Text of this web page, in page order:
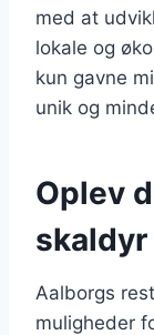
med at
lokale og
kun gavne
unik og
Oplev
skaldyr
Aalborgs
muligheder